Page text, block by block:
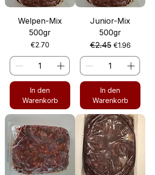
Welpen-Mix
500gr
Preis
€2.70
In den
Warenkorb
Junior-Mix
500gr
Standardpreis
€2.45 Sale-Preis
€1.96
In den
Warenkorb